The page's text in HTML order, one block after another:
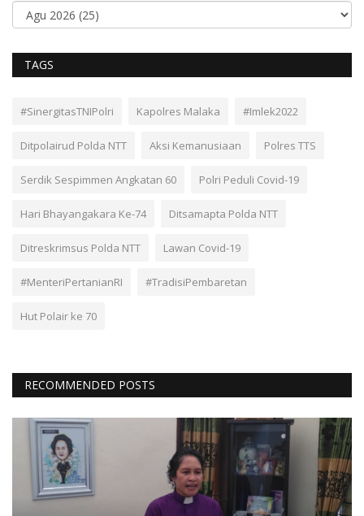
TAGS
#SinergitasTNIPolri Kapolres Malaka #Imlek2022
Ditpolairud Polda NTT Aksi Kemanusiaan Polres TTS
Serdik Sespimmen Angkatan 60 Polri Peduli Covid-19
Hari Bhayangakara Ke-74 Ditsamapta Polda NTT
Ditreskrimsus Polda NTT Lawan Covid-19
#MenteriPertanianRI #TradisiPembaretan
Hut Polair ke 70
RECOMMENDED POSTS